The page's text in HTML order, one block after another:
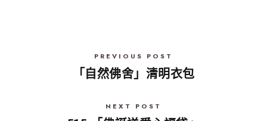
PREVIOUS POST
「自然佛舍」清明衣包
NEXT POST